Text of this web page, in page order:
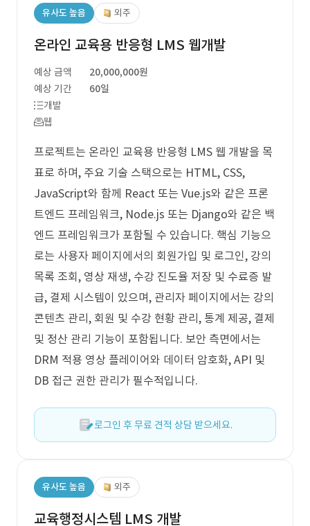
유사도 높음 외주
온라인 교육용 반응형 LMS 웹개발
예상 금액
20,000,000원
예상 기간
60일
개발
웹
프로젝트는 온라인 교육용 반응형 LMS 웹 개발을 목
표로 하며, 주요 기술 스택으로는 HTML, CSS,
JavaScript와 함께 React 또는 Vue.js와 같은 프론
트엔드 프레임워크, Node.js 또는 Django와 같은 백
엔드 프레임워크가 포함될 수 있습니다. 핵심 기능으
로는 사용자 페이지에서의 회원가입 및 로그인, 강의
목록 조회, 영상 재생, 수강 진도율 저장 및 수료증 발
급, 결제 시스템이 있으며, 관리자 페이지에서는 강의
콘텐츠 관리, 회원 및 수강 현황 관리, 통계 제공, 결제
및 정산 관리 기능이 포함됩니다. 보안 측면에서는
DRM 적용 영상 플레이어와 데이터 암호화, API 및
DB 접근 권한 관리가 필수적입니다.
로그인 후 무료 견적 상담 받으세요.
유사도 높음 외주
교육행정시스템 LMS 개발